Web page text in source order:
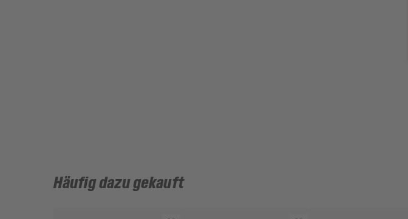
Häufig dazu gekauft